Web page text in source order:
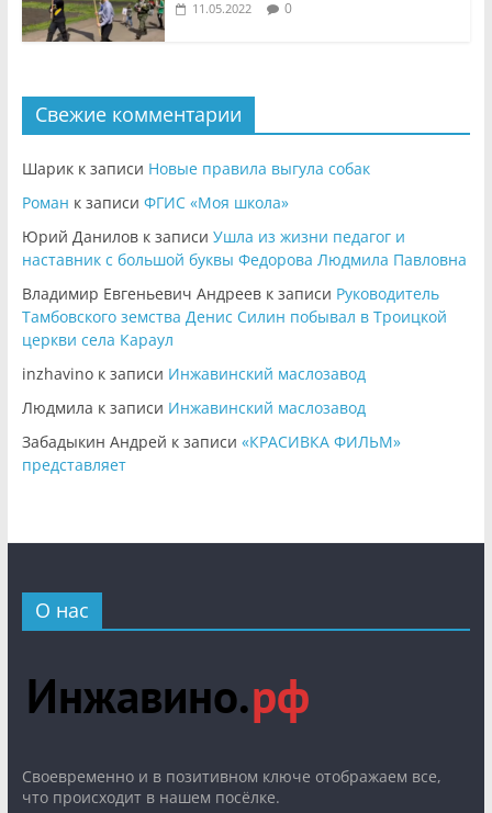
11.05.2022 0
Свежие комментарии
Шарикк записи Новые правила выгула собак
Роман к записи ФГИС «Моя школа»
Юрий Даниловк записи Ушла из жизни педагог и
наставник с большой буквы Федорова Людмила Павловна
Владимир Евгеньевич Андреевк записи Руководитель
Тамбовского земства Денис Силин побывал в Троицкой
церкви села Караул
inzhavinoк записи Инжавинский маслозавод
Людмила к записи Инжавинский маслозавод
Забадыкин Андрей к записи «КРАСИВКА ФИЛЬМ»
представляет
О нас
Cвоевременно и в позитивном ключе отображаем все,
что происходит в нашем посёлке.